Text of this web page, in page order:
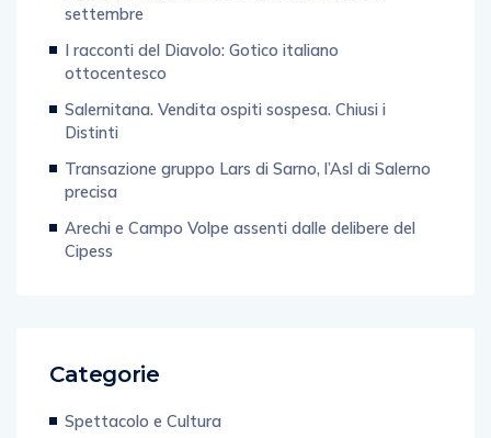
settembre
I racconti del Diavolo: Gotico italiano
ottocentesco
Salernitana. Vendita ospiti sospesa. Chiusi i
Distinti
Transazione gruppo Lars di Sarno, l’Asl di Salerno
precisa
Arechi e Campo Volpe assenti dalle delibere del
Cipess
Categorie
Spettacolo e Cultura